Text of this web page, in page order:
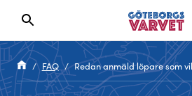
Sökresultaten dyker upp här
FAQ Redan anmäld löpare som
Kölista
Deltagarinformation
Specialvarvet
Stafettvarvet
Huvudpartners
Evenemangs- & mediepartners
Resultat 2026
Resultatarkiv